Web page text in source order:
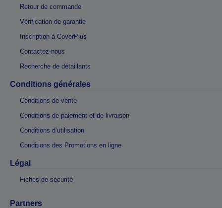
Retour de commande
Vérification de garantie
Inscription à CoverPlus
Contactez-nous
Recherche de détaillants
Conditions générales
Conditions de vente
Conditions de paiement et de livraison
Conditions d’utilisation
Conditions des Promotions en ligne
Légal
Fiches de sécurité
Partners